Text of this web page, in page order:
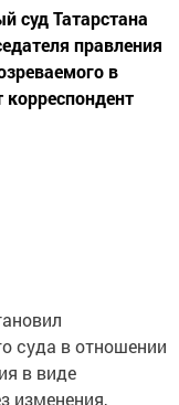
суд Татарстана
правления
в
корреспондент
суда в отношении
в виде
изменения,